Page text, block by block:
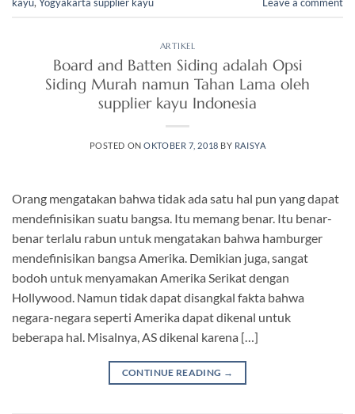
kayu, Yogyakarta supplier kayu Leave a comment
ARTIKEL
Board and Batten Siding adalah Opsi
Siding Murah namun Tahan Lama oleh
supplier kayu Indonesia
POSTED ONOKTOBER 7, 2018 BY RAISYA
Orang mengatakan bahwa tidak ada satu hal pun yang dapat
mendefinisikan suatu bangsa. Itu memang benar. Itu benar-
benar terlalu rabun untuk mengatakan bahwa hamburger
mendefinisikan bangsa Amerika. Demikian juga, sangat
bodoh untuk menyamakan Amerika Serikat dengan
Hollywood. Namun tidak dapat disangkal fakta bahwa
negara-negara seperti Amerika dapat dikenal untuk
beberapa hal. Misalnya, AS dikenal karena […]
CONTINUE READING →